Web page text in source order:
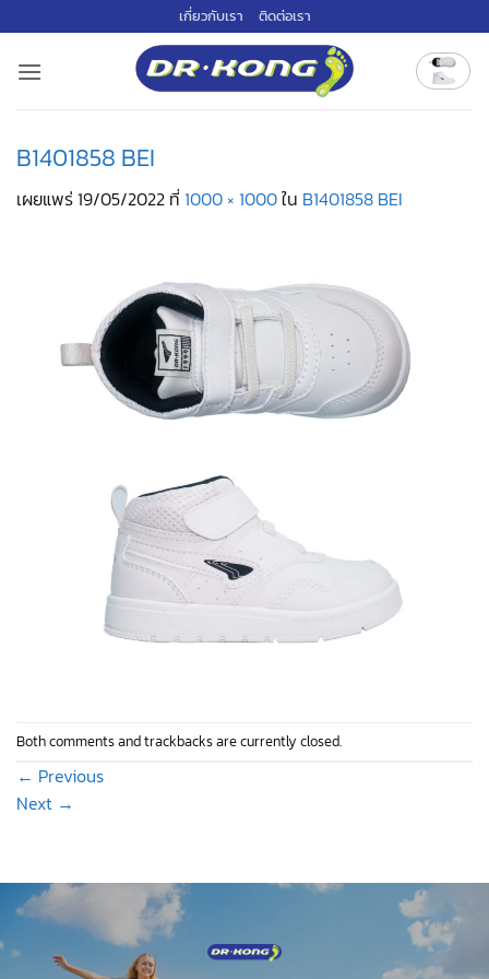
ไป
เกี่ยวกับเรา ติดต่อเรา
B1401858 BEI
เผยแพร่19/05/2022 ที่ 1000 × 1000ใน B1401858 BEI
Both comments and trackbacks are currently closed.
← Previous
Next →